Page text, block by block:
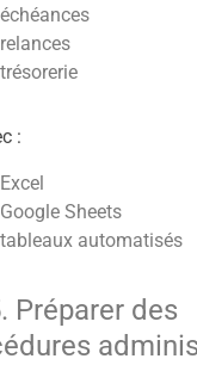
échéances
relances
trésorerie
:
Excel
Google Sheets
tableaux automatisés
Préparer des